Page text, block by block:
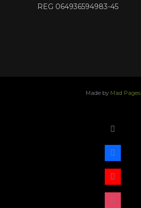
REG 064936594983-45
Made by Mad Pages
facebook
youtube
instagram